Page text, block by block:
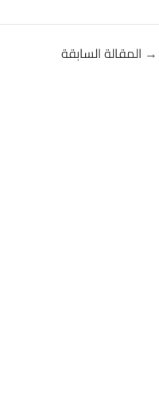
→ المقالة السابقة